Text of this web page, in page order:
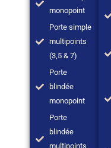
monopoint
Porte simple
multipoints
(3,5 & 7)
Porte
blindée
monopoint
Porte
blindée
multipoints